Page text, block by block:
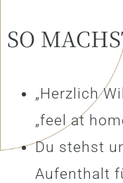
SO
„Herzlich
„feel at
Du stehst
Aufenthalt